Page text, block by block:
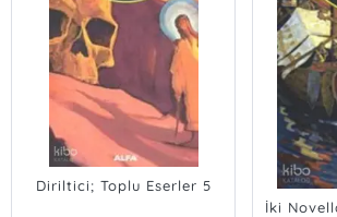
Diriltici; Toplu Eserler 5
İki